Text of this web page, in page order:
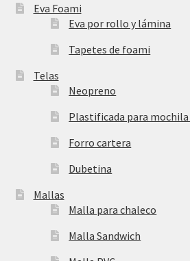
Eva Foami
Eva por rollo y lámina
Tapetes de foami
Telas
Neopreno
Plastificada para
Forro cartera
Dubetina
Mallas
Malla para chaleco
Malla Sandwich